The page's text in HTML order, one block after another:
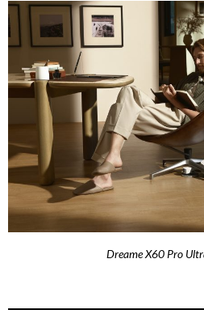
Dreame X60 Pro